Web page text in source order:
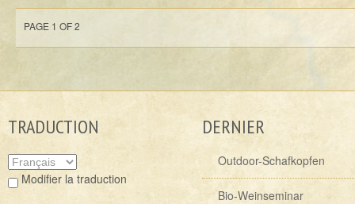
PAGE 1 OF 2
TRADUCTION
Modifier la traduction
DERNIER
Outdoor-Schafkopfen
Bio-Weinseminar